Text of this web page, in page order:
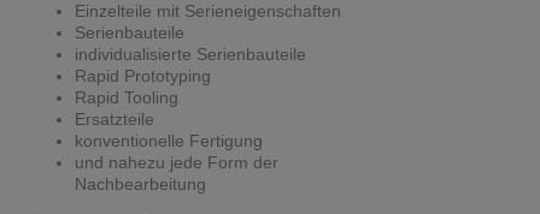
Einzelteile mit Serieneigenschaften
Serienbauteile
individualisierte Serienbauteile
Rapid Prototyping
Rapid Tooling
Ersatzteile
konventionelle Fertigung
und nahezu jede Form der
Nachbearbeitung